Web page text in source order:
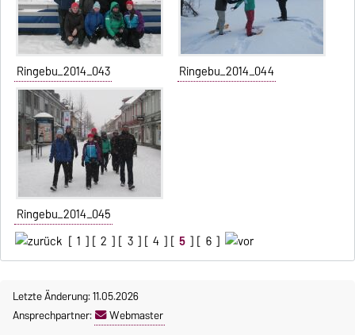
Ringebu_2014_043 Ringebu_2014_044
Ringebu_2014_045
[ 1 ] [ 2 ] [ 3 ] [ 4 ] [ 5 ] [ 6 ]
Letzte Änderung: 11.05.2026
Ansprechpartner:
Webmaster